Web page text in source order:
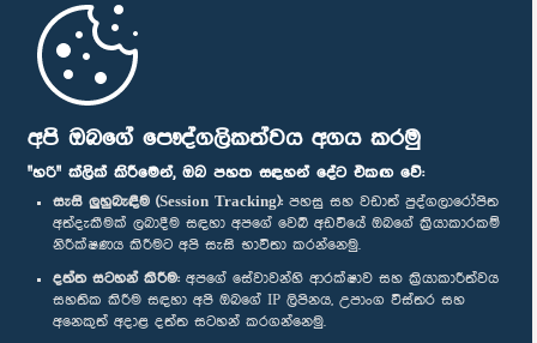
අපි ඔබගේ පෞද්ගලිකත්වය අගය කරමු
"හරි" ක්ලික් කිරීමෙන්, ඔබ පහත සඳහන් දේට එකඟ වේ:
සැසි ලුහුබැඳීම (Session Tracking): පහසු සහ වඩාත් පුද්ගලාරෝපිත
අත්දැකීමක් ලබාදීම සඳහා අපගේ වෙබ් අඩවියේ ඔබගේ ක්‍රියාකාරකම්
නිරීක්ෂණය කිරීමට අපි සැසි භාවිතා කරන්නෙමු.
දත්ත සටහන් කිරීම: අපගේ සේවාවන්හි ආරක්ෂාව සහ ක්‍රියාකාරීත්වය
සහතික කිරීම සඳහා අපි ඔබගේ IP ලිපිනය, උපාංග විස්තර සහ
අනෙකුත් අදාළ දත්ත සටහන් කරගන්නෙමු.
මුල් පිටුව
පාර්ලිමේන්තු ජංගම යෙදුම
අප හා සම්බන්ධ වී සිටින්න :